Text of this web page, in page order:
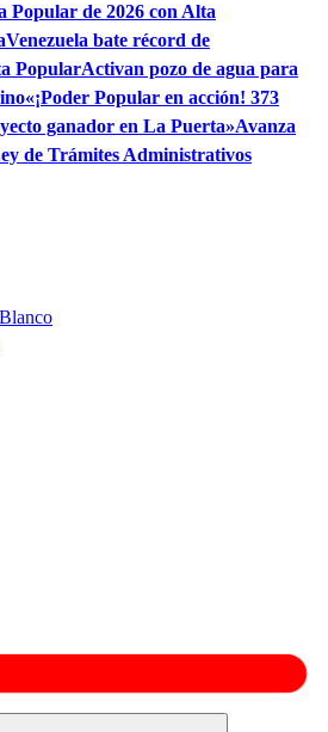
Popular de 2026 con Alta
Venezuela bate récord de
PopularActivan pozo de agua para
«¡Poder Popular en acción! 373
ganador en La Puerta»Avanza
de Trámites Administrativos